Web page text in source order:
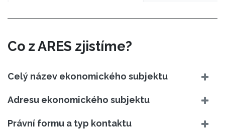
Co z ARES zjistíme?
Celý název ekonomického subjektu
Adresu ekonomického subjektu
Právní formu a typ kontaktu